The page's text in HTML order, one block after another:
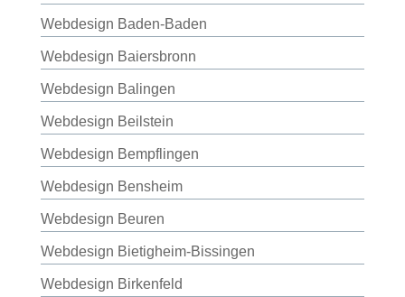
Webdesign Baden-Baden
Webdesign Baiersbronn
Webdesign Balingen
Webdesign Beilstein
Webdesign Bempflingen
Webdesign Bensheim
Webdesign Beuren
Webdesign Bietigheim-Bissingen
Webdesign Birkenfeld